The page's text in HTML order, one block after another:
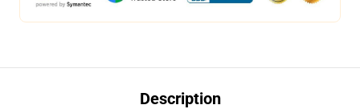
Description